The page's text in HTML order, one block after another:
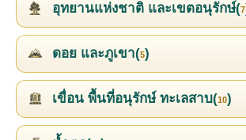
อุทยานแห่งชาติ และเขตอนุรักษ์(7
ดอย และภูเขา(5)
เขื่อน พื้นที่อนุรักษ์ ทะเลสาบ(10)